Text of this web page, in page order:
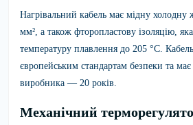
Нагрівальний кабель має мідну холодну
мм², а також фторопластову ізоляцію,
температуру плавлення до 205 °C. Кабель
європейським стандартам безпеки та
виробника — 20 років.
Механічний